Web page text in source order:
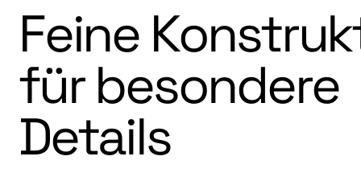
Feine
für besondere
Details